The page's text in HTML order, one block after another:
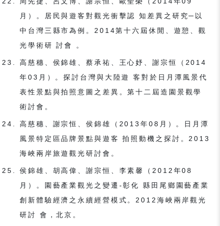
月）。居民與遊客對觀光衝擊認 知差異之研究─以
中台灣三縣市為例。2014第十六屆休閒、遊憩、觀
光學術研 討會 。
高慈穗、侯錦雄、蔡承祐、王心妤、謝宗恒（2014
年03月）。探討台灣與大陸遊 客對於日月潭風景代
表性景點與拍照意圖之差異。第十二屆造園景觀學
術討會。
高慈穗、謝宗恒、侯錦雄（2013年08月）。日月潭
風景特定區品牌景點與遊客 拍照動機之探討。2013
海峽兩岸旅遊觀光研討會。
侯錦雄、胡高偉、謝宗恒、李素馨（2012年08
月）。園藝產業觀光之變遷-彰化 縣田尾鄉園藝產業
創新體驗經濟之永續經營模式。2012海峽兩岸觀光
研討 會，北京。